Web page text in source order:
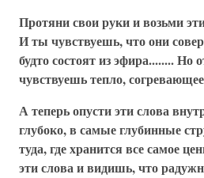
Протяни свои руки и возьми
И ты чувствуешь, что они
будто состоят из эфира........ Но
чувствуешь тепло,
А теперь опусти эти слова
глубоко, в самые глубинные
туда, где хранится все самое
эти слова и видишь, что